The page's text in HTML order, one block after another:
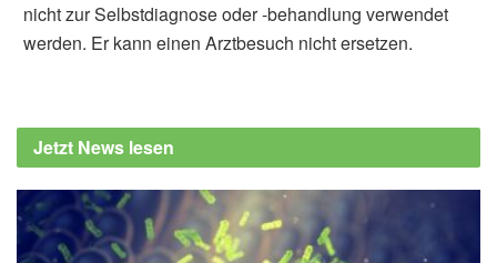
Finds Drinking Two to Three Cups of Coffee
a Day May Benefit the Heart, (Abruf:
Alfred Health: Coffee the secret to a long life,
(Abruf: 26.03.2022),
Alfred Health
nicht zur Selbstdiagnose oder -behandlung verwendet
werden. Er kann einen Arztbesuch nicht ersetzen.
Jetzt News lesen